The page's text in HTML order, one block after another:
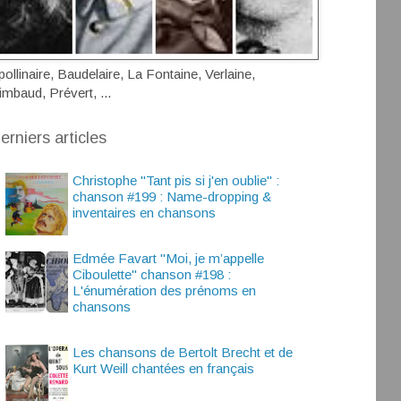
Baudelaire, La Fontaine, Verlaine,
Prévert, ...
articles
Christophe "Tant pis si j'en oublie" :
chanson #199 : Name-dropping &
inventaires en chansons
Edmée Favart "Moi, je m’appelle
Ciboulette" chanson #198 :
L'énumération des prénoms en
chansons
Les chansons de Bertolt Brecht et de
Kurt Weill chantées en français